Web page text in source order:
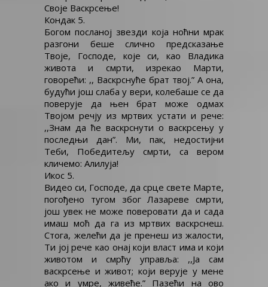
Своје Васкрсење!
Кондак 5.
Богом посланој звезди која ноћни мрак
разгони беше слично предсказање
Твоје, Господе, које си, као Владика
живота и смрти, изрекао Марти,
говорећи: ,, Васкрснуће брат твој.” А она,
будући још слаба у вери, колебаше се да
поверује да њен брат може одмах
Твојом речју из мртвих устати и рече:
,,Знам да ће васкрснути о васкрсењу у
последњи дан”. Ми, пак, недостијни
Теби, Победитељу смрти, са вером
кличемо: Алилуја!
Икос 5.
Видео си, Господе, да срце свете Марте,
погођено тугом због Лазареве смрти,
још увек не може поверовати да и сада
имаш моћ да га из мртвих васкрснеш.
Стога, желећи да је пренеш из жалости,
Ти јој рече као онај који власт има и који
животом и смрћу управља: ,,Ја сам
васкрсење и живот; који верује у мене
ако и умре, живеће.” Пазећи на ово